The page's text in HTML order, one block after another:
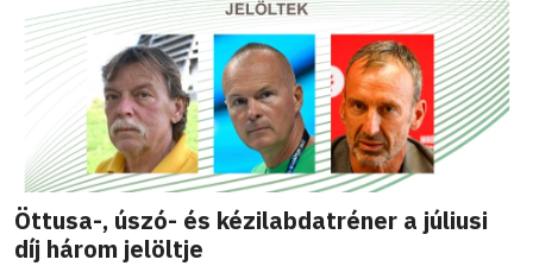
Öttusa-, úszó- és kézilabdatréner a júliusi
díj három jelöltje